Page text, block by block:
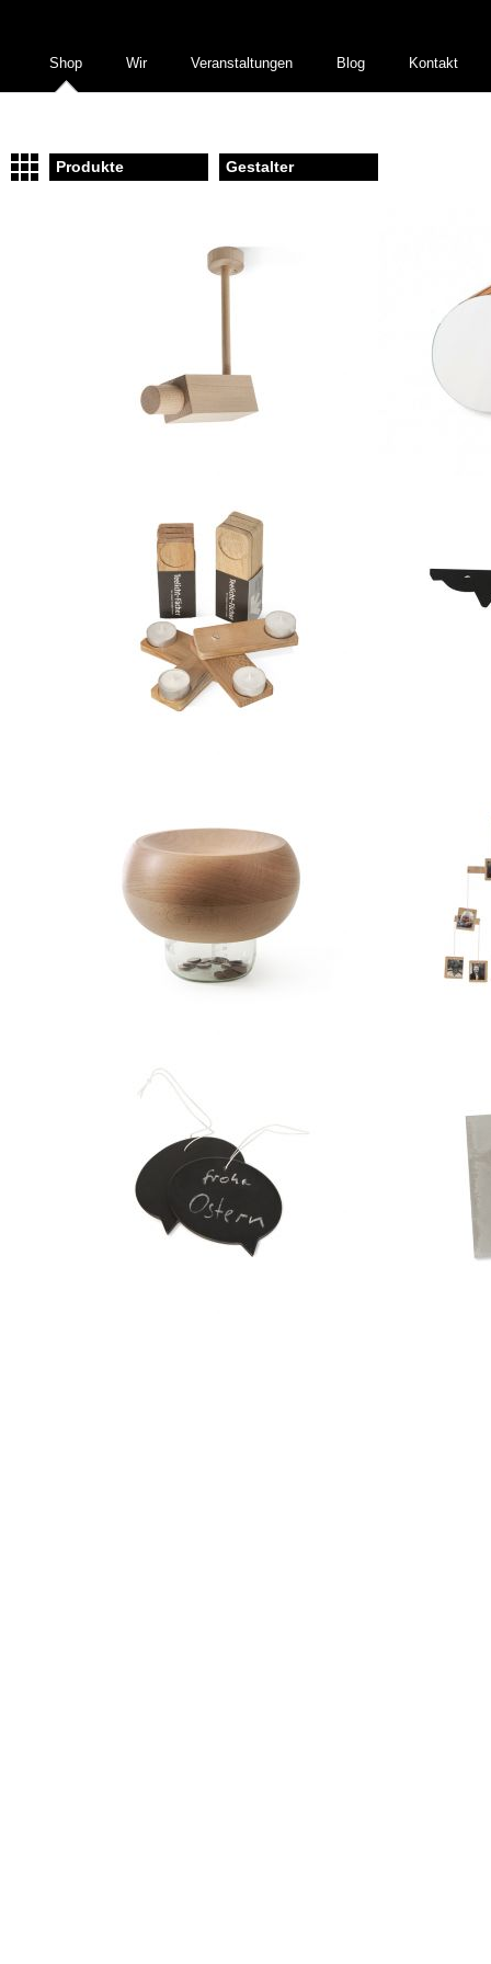
Shop Wir Veranstaltungen Blog Kontakt
Produkte Gestalter